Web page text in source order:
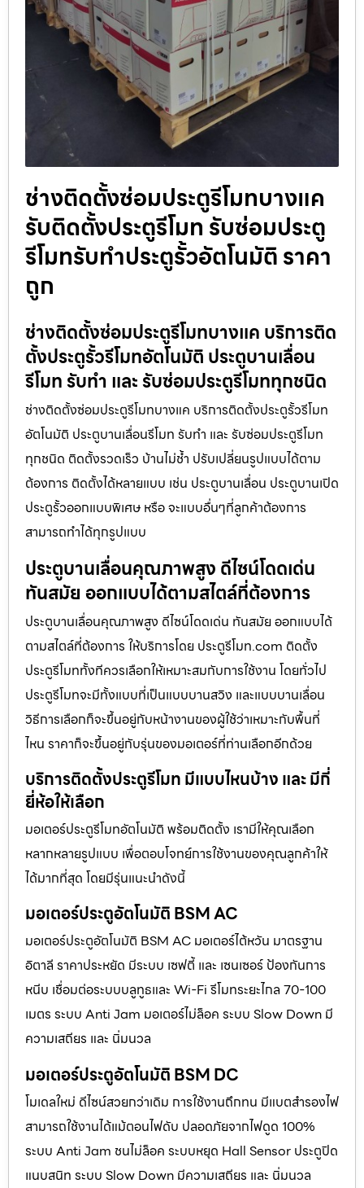
ช่างติดตั้งซ่อมประตูรีโมทบางแค
รับติดตั้งประตูรีโมท รับซ่อมประตู
รีโมทรับทำประตูรั้วอัตโนมัติ ราคา
ถูก
ช่างติดตั้งซ่อมประตูรีโมทบางแค บริการติด
ตั้งประตูรั้วรีโมทอัตโนมัติ ประตูบานเลื่อน
รีโมท รับทำ และ รับซ่อมประตูรีโมททุกชนิด
ช่างติดตั้งซ่อมประตูรีโมทบางแค บริการติดตั้งประตูรั้วรีโมท
อัตโนมัติ ประตูบานเลื่อนรีโมท รับทำ และ รับซ่อมประตูรีโมท
ทุกชนิด ติดตั้งรวดเร็ว บ้านไม่ช้ำ ปรับเปลี่ยนรูปแบบได้ตาม
ต้องการ ติดตั้งได้หลายแบบ เช่น ประตูบานเลื่อน ประตูบานเปิด
ประตูรั้วออกแบบพิเศษ หรือ จะแบบอื่นๆที่ลูกค้าต้องการ
สามารถทำได้ทุกรูปแบบ
ประตูบานเลื่อนคุณภาพสูง ดีไซน์โดดเด่น
ทันสมัย ออกแบบได้ตามสไตล์ที่ต้องการ
ประตูบานเลื่อนคุณภาพสูง ดีไซน์โดดเด่น ทันสมัย ออกแบบได้
ตามสไตล์ที่ต้องการ ให้บริการโดย ประตูรีโมท.com ติดตั้ง
ประตูรีโมททั้งทีควรเลือกให้เหมาะสมกับการใช้งาน โดยทั่วไป
ประตูรีโมทจะมีทั้งแบบที่เป็นแบบบานสวิง และแบบบานเลื่อน
วิธีการเลือกก็จะขึ้นอยู่กับหน้างานของผู้ใช้ว่าเหมาะกับพื้นที่
ไหน ราคาก็จะขึ้นอยู่กับรุ่นของมอเตอร์ที่ท่านเลือกอีกด้วย
บริการติดตั้งประตูรีโมท มีแบบไหนบ้าง และ มีกี่
ยี่ห้อให้เลือก
มอเตอร์ประตูรีโมทอัตโนมัติ พร้อมติดตั้ง เรามีให้คุณเลือก
หลากหลายรูปแบบ เพื่อตอบโจทย์การใช้งานของคุณลูกค้าให้
ได้มากที่สุด โดยมีรุ่นแนะนำดังนี้
มอเตอร์ประตูอัตโนมัติ BSM AC
มอเตอร์ประตูอัตโนมัติ BSM AC มอเตอร์ไต้หวัน มาตรฐาน
อิตาลี ราคาประหยัด มีระบบ เซฟตี้ และ เซนเซอร์ ป้องกันการ
หนีบ เชื่อมต่อระบบบลูทูธและ Wi-Fi รีโมทระยะไกล 70-100
เมตร ระบบ Anti Jam มอเตอร์ไม่ล็อค ระบบ Slow Down มี
ความเสถียร และ นิ่มนวล
มอเตอร์ประตูอัตโนมัติ BSM DC
โมเดลใหม่ ดีไซน์สวยกว่าเดิม การใช้งานถึกทน มีแบตสำรองไฟ
สามารถใช้งานได้แม้ตอนไฟดับ ปลอดภัยจากไฟดูด 100%
ระบบ Anti Jam ชนไม่ล็อค ระบบหยุด Hall Sensor ประตูปิด
แนบสนิท ระบบ Slow Down มีความเสถียร และ นิ่มนวล